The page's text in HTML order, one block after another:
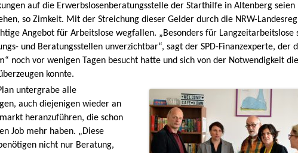
auf die Erwerbslosenberatungsstelle der Starthilfe in Altenberg seien
so Zimkeit. Mit der Streichung dieser Gelder durch die NRW-
Angebot für Arbeitslose wegfallen. „Besonders für Langzeitarbeitslose
und Beratungsstellen unverzichtbar“, sagt der SPD-Finanzexperte, der
noch vor wenigen Tagen besucht hatte und sich von der Notwendigkeit
konnte.
untergrabe alle
auch diejenigen wieder an
heranzuführen, die schon
Job mehr haben. „Diese
nicht nur Beratung,